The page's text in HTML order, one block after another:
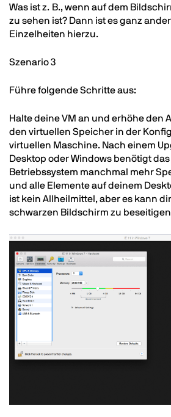
Was ist z. B., wenn auf dem
zu sehen ist? Dann ist es ganz
Einzelheiten hierzu.
Szenario 3
Führe folgende Schritte aus:
Halte deine VM an und erhöhe den
den virtuellen Speicher in der
virtuellen Maschine. Nach einem
Desktop oder Windows benötigt
Betriebssystem manchmal mehr
und alle Elemente auf deinem
ist kein Allheilmittel, aber es kann
schwarzen Bildschirm zu
Image